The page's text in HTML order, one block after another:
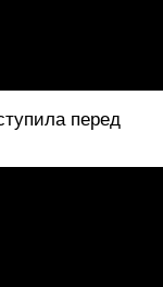
перед